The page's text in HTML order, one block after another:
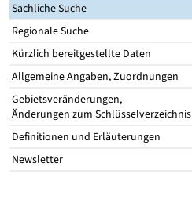
Sachliche Suche
Regionale Suche
Kürzlich bereitgestellte Daten
Allgemeine Angaben, Zuordnungen
Gebietsveränderungen,
Änderungen zum Schlüsselverzeichnis
Definitionen und Erläuterungen
Newsletter